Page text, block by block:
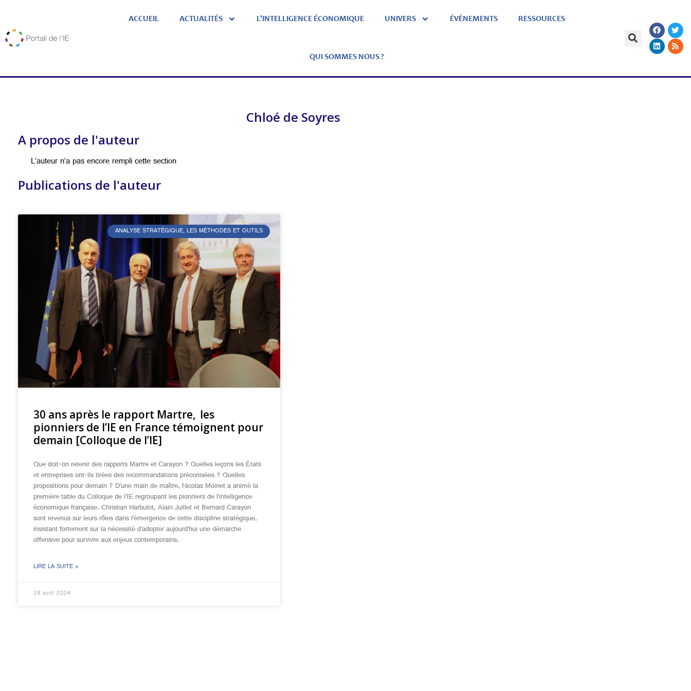
ACCUEIL ACTUALITÉS L’INTELLIGENCE ÉCONOMIQUE UNIVERS ÉVÈNEMENTS RESSOURCES
QUI SOMMES NOUS ?
Chloé de Soyres
A propos de l'auteur
L’auteur n’a pas encore rempli cette section
Publications de l'auteur
ANALYSE STRATÉGIQUE, LES MÉTHODES ET OUTILS
30 ans après le rapport Martre, les
pionniers de l’IE en France témoignent pour
demain [Colloque de l’IE]
Que doit-on retenir des rapports Martre et Carayon ? Quelles leçons les États
et entreprises ont-ils tirées des recommandations préconisées ? Quelles
propositions pour demain ? D’une main de maître, Nicolas Moinet a animé la
première table du Colloque de l’IE regroupant les pionniers de l’intelligence
économique française. Christian Harbulot, Alain Juillet et Bernard Carayon
sont revenus sur leurs rôles dans l’émergence de cette discipline stratégique,
insistant fortement sur la nécessité d’adopter aujourd’hui une démarche
offensive pour survivre aux enjeux contemporains.
LIRE LA SUITE »
28 avril 2024